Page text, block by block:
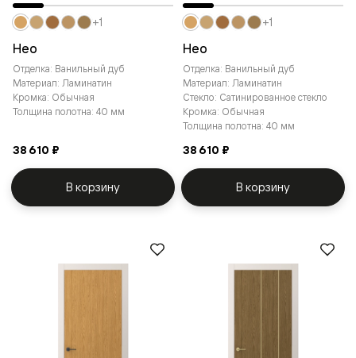
Нео
Отделка: Ванильный дуб
Материал: Ламинатин
Кромка: Обычная
Толщина полотна: 40 мм
38 610 ₽
+1
В корзину
Нео
Отделка: Ванильный дуб
Материал: Ламинатин
Стекло: Сатинированное стекло
Кромка: Обычная
Толщина полотна: 40 мм
38 610 ₽
+1
В корзину